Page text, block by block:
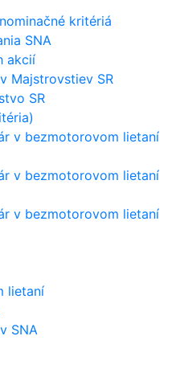
kritériá
SNA
akcií
Majstrovstiev SR
SR
v bezmotorovom lietaní
v bezmotorovom lietaní
v bezmotorovom lietaní
lietaní
SNA